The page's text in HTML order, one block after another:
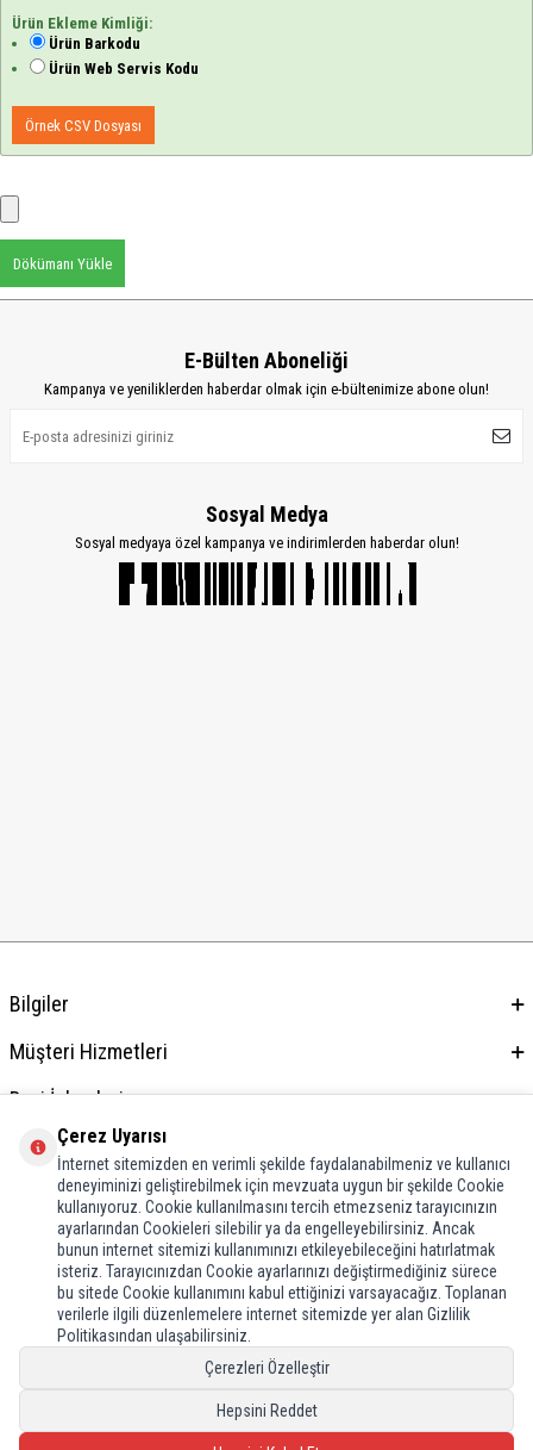
Ürün Ekleme Kimliği:
Ürün Barkodu
Ürün Web Servis Kodu
Örnek CSV Dosyası
Dökümanı Yükle
E-Bülten Aboneliği
Kampanya ve yeniliklerden haberdar olmak için e-bültenimize abone olun!
Sosyal Medya
Sosyal medyaya özel kampanya ve indirimlerden haberdar olun!
Bilgiler
Müşteri Hizmetleri
Bayi İşlemleri
Adres & İletişim
Çerez Uyarısı
İnternet sitemizden en verimli şekilde faydalanabilmeniz ve kullanıcı
deneyiminizi geliştirebilmek için mevzuata uygun bir şekilde Cookie
kullanıyoruz. Cookie kullanılmasını tercih etmezseniz tarayıcınızın
ayarlarından Cookieleri silebilir ya da engelleyebilirsiniz. Ancak
bunun internet sitemizi kullanımınızı etkileyebileceğini hatırlatmak
isteriz. Tarayıcınızdan Cookie ayarlarınızı değiştirmediğiniz sürece
bu sitede Cookie kullanımını kabul ettiğinizi varsayacağız. Toplanan
verilerle ilgili düzenlemelere internet sitemizde yer alan Gizlilik
Politikasından ulaşabilirsiniz.
Çerezleri Özelleştir
Hepsini Reddet